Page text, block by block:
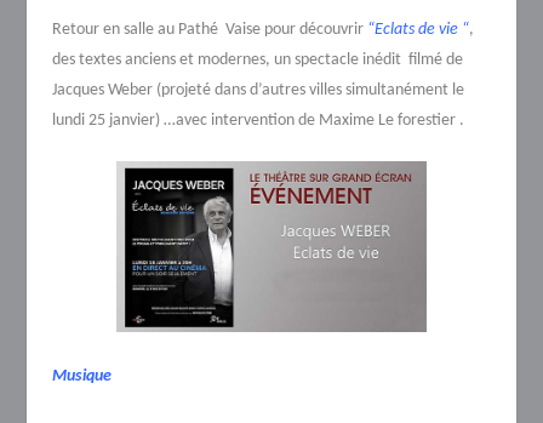
Retour en salle au Pathé Vaise pour découvrir“Eclats de vie “,
des textes anciens et modernes, un spectacle inédit filmé de
Jacques Weber (projeté dans d’autres villes simultanément le
lundi 25 janvier) …avec intervention de Maxime Le forestier .
Musique